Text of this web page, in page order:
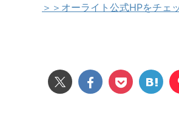
＞＞オーライト公式HPをチェ